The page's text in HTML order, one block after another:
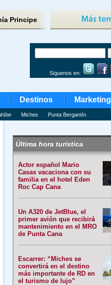
Principe
Síguenos en:
Destinos Marketing
Miches Punta Bergantín
Última hora turística
Actor español Mario
Casas vacaciona con su
familia en el hotel Eden
Roc Cap Cana
Un A320 de JetBlue, el
primer avión que recibirá
mantenimiento en el MRO
de Punta Cana
Escarrer: “Miches se
convertirá en el destino
más importante de RD en
el turismo de lujo”